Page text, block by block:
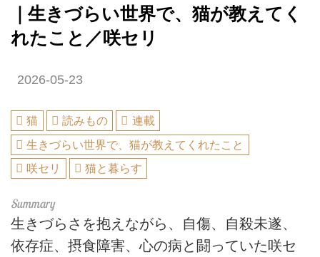
｜生きづらい世界で、猫が教えてく
れたこと／咲セリ
2026-05-23
猫 読みもの
連載
生きづらい世界で、猫が教えてくれたこと
咲セリ
猫と暮らす
生きづらさを抱えながら、自傷、自殺未遂、
依存症、摂食障害、心の病と闘っていた咲セ